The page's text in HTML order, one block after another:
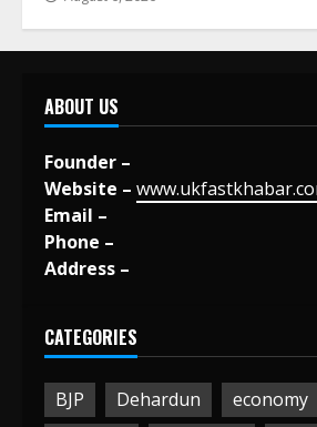
ABOUT US
Founder –
Website –
Email –
Phone –
Address –
CATEGORIES
BJP Dehardun economy